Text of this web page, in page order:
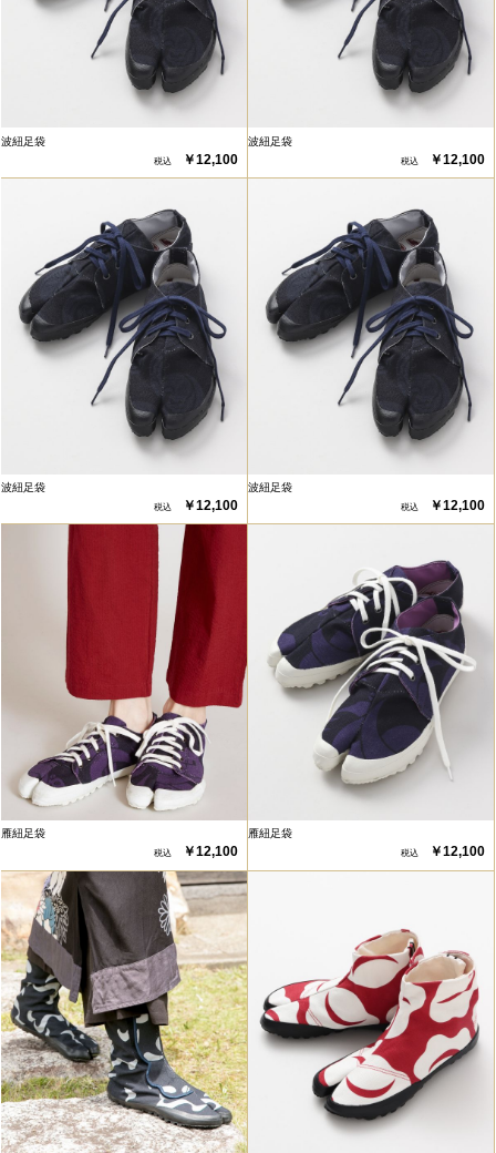
波紐足袋
￥12,100
波紐足袋
￥12,100
波紐足袋
￥12,100
波紐足袋
￥12,100
雁紐足袋
￥12,100
雁紐足袋
￥12,100